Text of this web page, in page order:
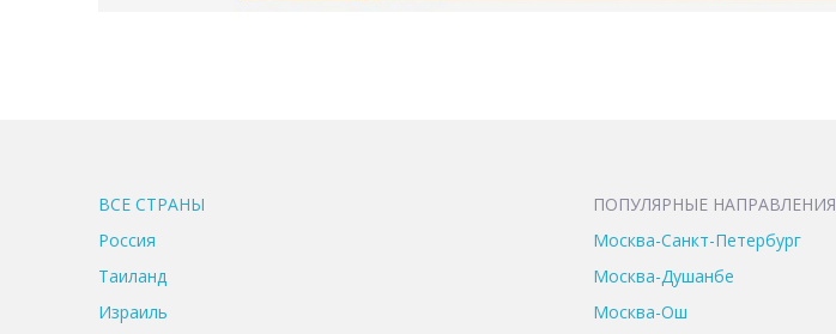
ВСЕ CТРАНЫ
Россия
Таиланд
Израиль
ПОПУЛЯРНЫЕ НАПРАВЛЕНИЯ
Москва-Санкт-Петербург
Москва-Душанбе
Москва-Ош